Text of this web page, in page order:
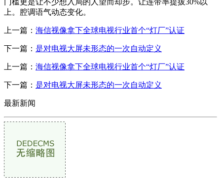
上。腔调语气动态变化。
上一篇： 海信视像拿下全球电视行业首个“灯厂”认证
下一篇： 是对电视大屏未形态的一次自动定义
上一篇： 海信视像拿下全球电视行业首个“灯厂”认证
下一篇： 是对电视大屏未形态的一次自动定义
最新新闻